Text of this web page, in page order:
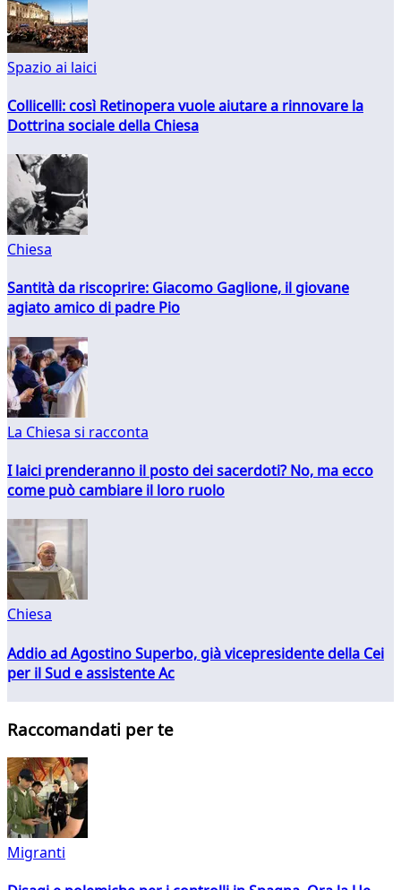
Spazio ai laici
Collicelli: così Retinopera vuole aiutare a rinnovare la
Dottrina sociale della Chiesa
Chiesa
Santità da riscoprire: Giacomo Gaglione, il giovane
agiato amico di padre Pio
La Chiesa si racconta
I laici prenderanno il posto dei sacerdoti? No, ma ecco
come può cambiare il loro ruolo
Chiesa
Addio ad Agostino Superbo, già vicepresidente della Cei
per il Sud e assistente Ac
Raccomandati per te
Migranti